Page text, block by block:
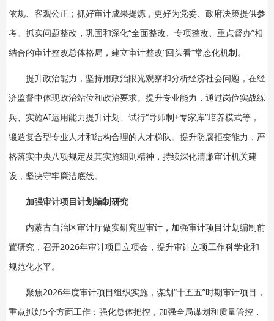
依规、客观公正；抓好审计成果提炼，更好为党委、政府决策提供参
考。抓实问题整改，巩固和深化“全面整改、专项整改、重点督办”相
结合的审计整改总体格局，建立审计整改“回头看”常态化机制。
提升政治能力，坚持用政治眼光观察和分析经济社会问题，在经
济监督中体现政治站位和政治要求。提升专业能力，通过岗位实战练
兵、实施AI运用能力提升计划、试行“导师制+专家库”培养模式等，
锻造复合型专业人才和结构合理的人才梯队。提升防腐拒变能力，严
格落实中央八项规定及其实施细则精神，持续深化清廉审计机关建
设，坚决守牢廉洁底线。
加强审计项目计划编制研究
内蒙古自治区审计厅做实研究型审计，加强审计项目计划编制前
置研究，召开2026年审计项目立项会，提升审计立项工作科学化和
规范化水平。
聚焦2026年度审计项目组织实施，谋划“十五五”时期审计项目，
重点抓好5个方面工作：强化总体把控，加强全局谋划和质量管控，